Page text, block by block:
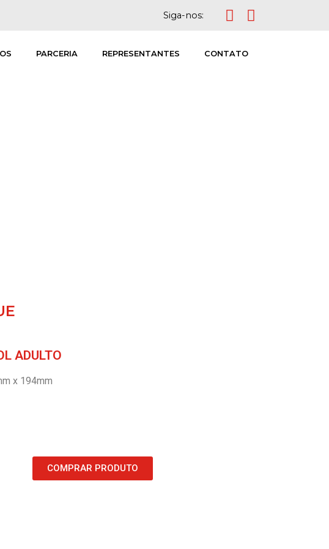
Siga-nos:
PARCERIA REPRESENTANTES CONTATO
ADULTO
x 194mm
COMPRAR PRODUTO